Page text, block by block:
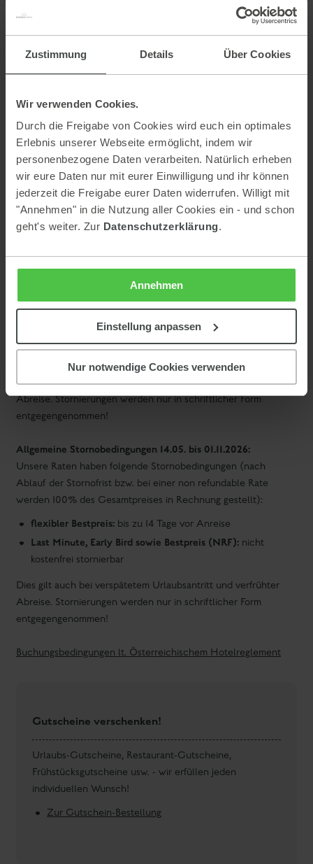
Zustimmung Details Über Cookies
Wir verwenden Cookies.
Durch die Freigabe von Cookies wird euch ein optimales
Erlebnis unserer Webseite ermöglicht, indem wir
personenbezogene Daten verarbeiten. Natürlich erheben
wir eure Daten nur mit eurer Einwilligung und ihr können
jederzeit die Freigabe eurer Daten widerrufen. Willigt mit
"Annehmen" in die Nutzung aller Cookies ein - und schon
geht's weiter. Zur Datenschutzerklärung.
Annehmen
Einstellung anpassen
Nur notwendige Cookies verwenden
APARTMENTRESORT MYLODGE
SKYLODGE ALPINE HOMES
PURE ALPINE SUITES
Allgemeine Stornobedingungen 26.11.2026 bis 10.04.2027:
Unsere Raten haben folgende Stornobedingungen (nach
Ablauf der Stornofrist bzw. bei einer non refundable Rate
werden 100% des Gesamtpreises in Rechnung gestellt):
flexibler Bestpreis:
26.11. bis 18.12.2026 | 06.01. bis 30.01.2027 | 06.03. bis
bis zu 14 Tage vor Anreise
18.12. bis 06.01.2027 | 30.01. bis 06.03.20
bis zu 30 Tage vor Anreise für Apartments
Dies gilt auch bei verspätetem Urlaubsantritt und verfrühter
Abreise. Stornierungen werden nur in schriftlicher Form
entgegengenommen!
Allgemeine Stornobedingungen 14.05. bis 01.11.2026:
Unsere Raten haben folgende Stornobedingungen (nach
Ablauf der Stornofrist bzw. bei einer non refundable Rate
werden 100% des Gesamtpreises in Rechnung gestellt):
flexibler Bestpreis: bis zu 14 Tage vor Anreise
Last Minute, Early Bird sowie Bestpreis (NRF): nicht
kostenfrei stornierbar
Dies gilt auch bei verspätetem Urlaubsantritt und verfrühter
Abreise. Stornierungen werden nur in schriftlicher Form
entgegengenommen!
Buchungsbedingungen lt. Österreichischem Hotelreglement
Gutscheine verschenken!
Urlaubs-Gutscheine, Restaurant-Gutscheine,
Frühstücksgutscheine usw. - wir erfüllen jeden
individuellen Wunsch!
Zur Gutschein-Bestellung